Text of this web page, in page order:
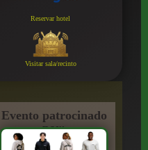
Reservar hotel
Visitar sala/recinto
Evento patrocinado
por: